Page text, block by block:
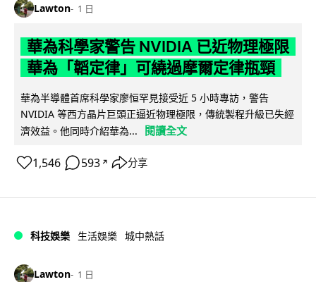
Lawton 1 日
華為科學家警告 NVIDIA 已近物理極限
華為「韜定律」可繞過摩爾定律瓶頸
華為半導體首席科學家廖恒罕見接受近 5 小時專訪，警告
NVIDIA 等西方晶片巨頭正逼近物理極限，傳統製程升級已失經
濟效益。他同時介紹華為...
閱讀全文
1,546 593 ↗ 分享
科技娛樂 生活娛樂 城中熱話
Lawton 1 日